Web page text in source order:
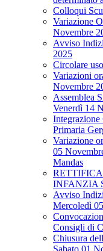
Colloqui
Variazione
Novembre
Avviso
2025
Circolare
Variazioni
Novembre
Assemblea
Venerdì 14
Primaria
Variazione
05
Mandas
INFANZIA
Avviso
Mercoledì
Consigli di
Chiusura